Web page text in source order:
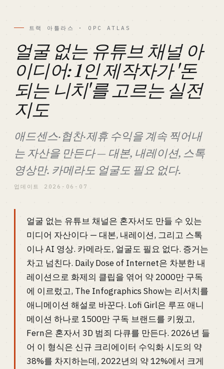
트랙 아틀라스 · OPC ATLAS
얼굴 없는 유튜브 채널 아
이디어: 1인 제작자가 '돈
되는 니치'를 고르는 실전
지도
애드센스·협찬·제휴 수익을 계속 찍어내
는 자산을 만든다 — 대본, 내레이션, 스톡
영상만. 카메라도 얼굴도 필요 없다.
업데이트 2026-06-07
얼굴 없는 유튜브 채널은 혼자서도 만들 수 있는
미디어 자산이다 — 대본, 내레이션, 그리고 스톡
이나 AI 영상. 카메라도, 얼굴도 필요 없다. 증거는
차고 넘친다. Daily Dose of Internet은 차분한 내
레이션으로 화제의 클립을 엮어 약 2000만 구독
에 이르렀고, The Infographics Show는 리서치를
애니메이션 해설로 바꾼다. Lofi Girl은 루프 애니
메이션 하나로 1500만 구독 브랜드를 키웠고,
Fern은 혼자서 3D 범죄 다큐를 만든다. 2026년 들
어 이 형식은 신규 크리에이터 수익화 시도의 약
38%를 차지하는데, 2022년의 약 12%에서 크게